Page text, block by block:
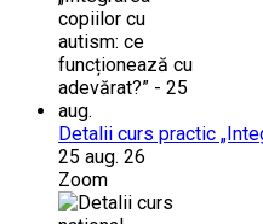
Detalii curs practic
25 aug. 26
Zoom